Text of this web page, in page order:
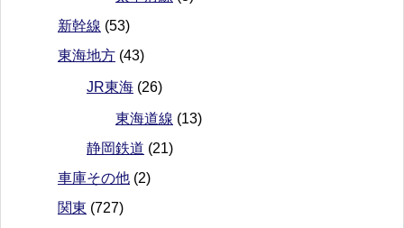
新幹線 (53)
東海地方 (43)
JR東海 (26)
東海道線 (13)
静岡鉄道 (21)
車庫その他 (2)
関東 (727)